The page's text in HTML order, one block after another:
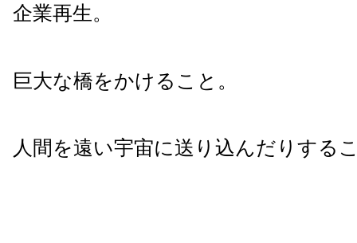
企業再生。
巨大な橋をかけること。
人間を遠い宇宙に送り込んだりする